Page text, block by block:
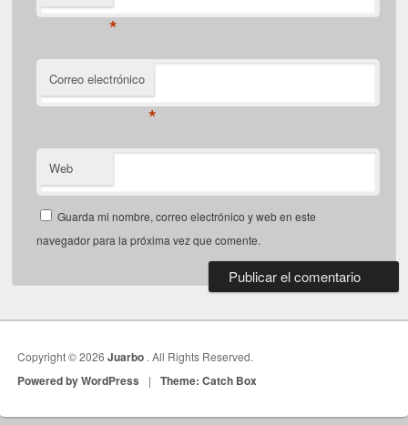
*
Correo electrónico
*
Web
Guarda mi nombre, correo electrónico y web en este
navegador para la próxima vez que comente.
Copyright © 2026Juarbo . All Rights Reserved.
Powered by WordPress | Theme: Catch Box